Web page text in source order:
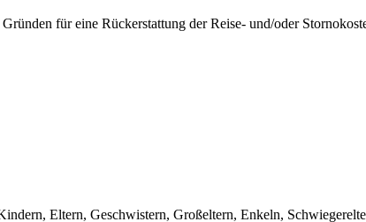
für eine Rückerstattung der Reise- und/oder
Eltern, Geschwistern, Großeltern, Enkeln,